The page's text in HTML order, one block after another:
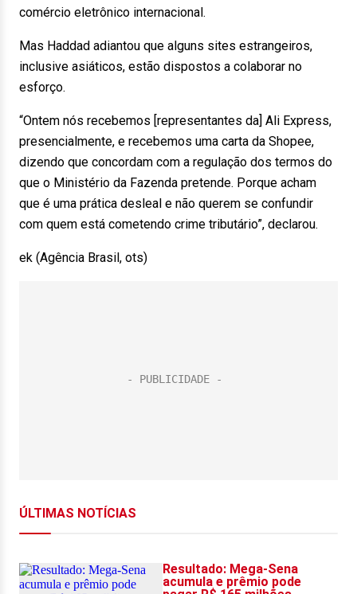
comércio eletrônico internacional.
Mas Haddad adiantou que alguns sites estrangeiros,
inclusive asiáticos, estão dispostos a colaborar no
esforço.
“Ontem nós recebemos [representantes da] Ali Express,
presencialmente, e recebemos uma carta da Shopee,
dizendo que concordam com a regulação dos termos do
que o Ministério da Fazenda pretende. Porque acham
que é uma prática desleal e não querem se confundir
com quem está cometendo crime tributário”, declarou.
ek (Agência Brasil, ots)